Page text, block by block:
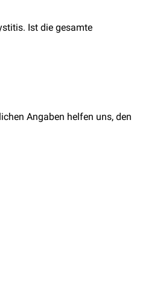
Ist die gesamte
Angaben helfen uns, den